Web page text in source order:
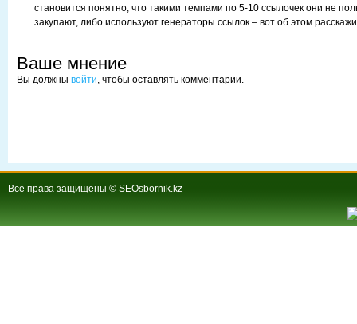
становится понятно, что такими темпами по 5-10 ссылочек они не
закупают, либо используют генераторы ссылок – вот об этом
Ваше мнение
Вы должны войти, чтобы оставлять комментарии.
Все права защищены © SEOsbornik.kz